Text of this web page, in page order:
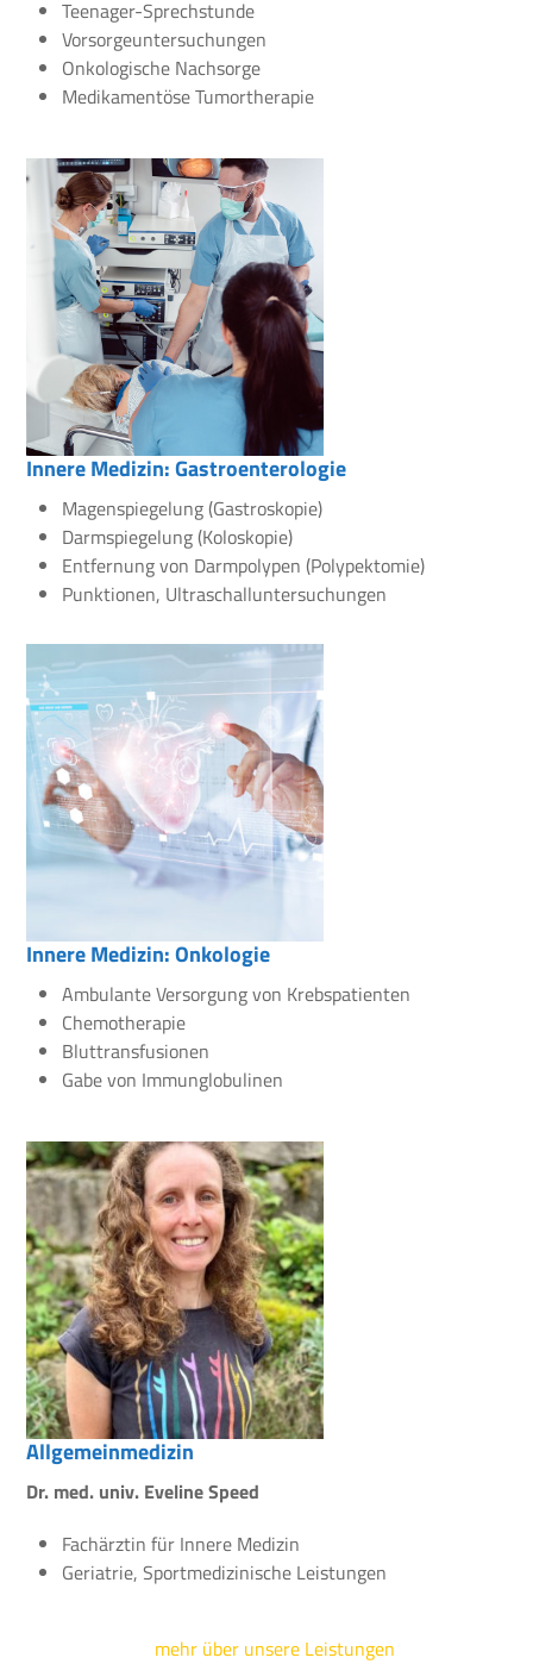
Teenager-Sprechstunde
Vorsorgeuntersuchungen
Onkologische Nachsorge
Medikamentöse Tumortherapie
Innere Medizin: Gastroenterologie
Magenspiegelung (Gastroskopie)
Darmspiegelung (Koloskopie)
Entfernung von Darmpolypen (Polypektomie)
Punktionen, Ultraschalluntersuchungen
Innere Medizin: Onkologie
Ambulante Versorgung von Krebspatienten
Chemotherapie
Bluttransfusionen
Gabe von Immunglobulinen
Allgemeinmedizin
Dr. med. univ. Eveline Speed
Fachärztin für Innere Medizin
Geriatrie, Sportmedizinische Leistungen
mehr über unsere Leistungen